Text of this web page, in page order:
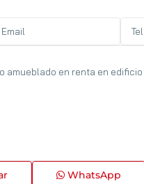
WhatsApp